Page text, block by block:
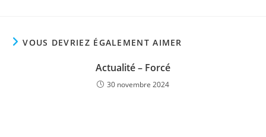
VOUS DEVRIEZ ÉGALEMENT AIMER
Actualité – Forcé
30 novembre 2024